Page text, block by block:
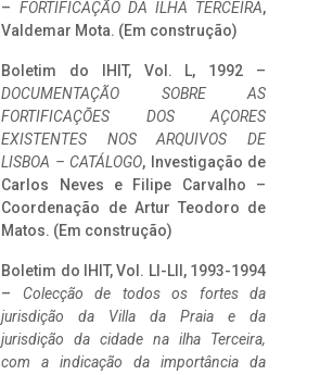
– FORTIFICAÇÃO DA ILHA TERCEIRA,
Valdemar Mota. (Em construção)
Boletim do IHIT, Vol. L, 1992 –
DOCUMENTAÇÃO SOBRE AS
FORTIFICAÇÕES DOS AÇORES
EXISTENTES NOS ARQUIVOS DE
LISBOA – CATÁLOGO, Investigação de
Carlos Neves e Filipe Carvalho –
Coordenação de Artur Teodoro de
Matos. (Em construção)
Boletim do IHIT, Vol. LI-LII, 1993-1994
– Colecção de todos os fortes da
jurisdição da Villa da Praia e da
jurisdição da cidade na ilha Terceira,
com a indicação da importância da